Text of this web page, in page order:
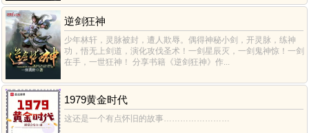
逆剑狂神
少年林轩，灵脉被封，遭人欺辱。偶得神秘小剑，开灵脉，练神
功，悟无上剑道，演化攻伐圣术！一剑星辰灭，一剑鬼神惊！一剑
在手，一世狂神！ 分享书籍《逆剑狂神》作...
1979黄金时代
这还是一个有点怀旧的故事……………………